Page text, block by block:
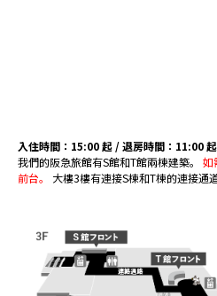
入住時間：15:00 起 / 退房時間：11:00 起
我們的阪急旅館有S館和T館兩棟建築。 如
前台。
大樓3樓有連接S棟和T棟的連接通道